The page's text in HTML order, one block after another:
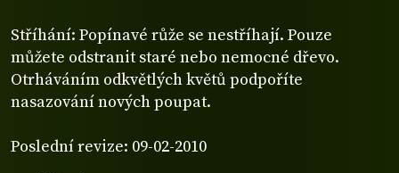
Stříhání: Popínavé růže se nestříhají. Pouze
můžete odstranit staré nebo nemocné dřevo.
Otrháváním odkvětlých květů podpoříte
nasazování nových poupat.
Poslední revize: 09-02-2010